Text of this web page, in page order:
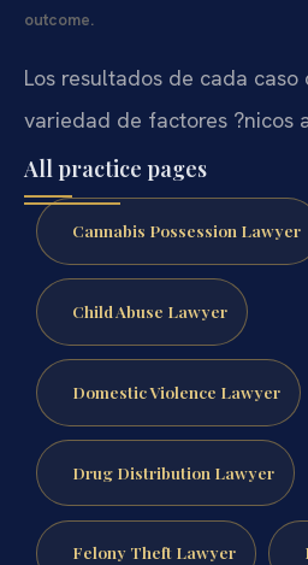
outcome.
Los resultados de cada
variedad de factores ?nicos
All practice pages
Cannabis Possession Lawyer
Child Abuse Lawyer
Domestic Violence Lawyer
Drug Distribution Lawyer
Felony Theft Lawyer